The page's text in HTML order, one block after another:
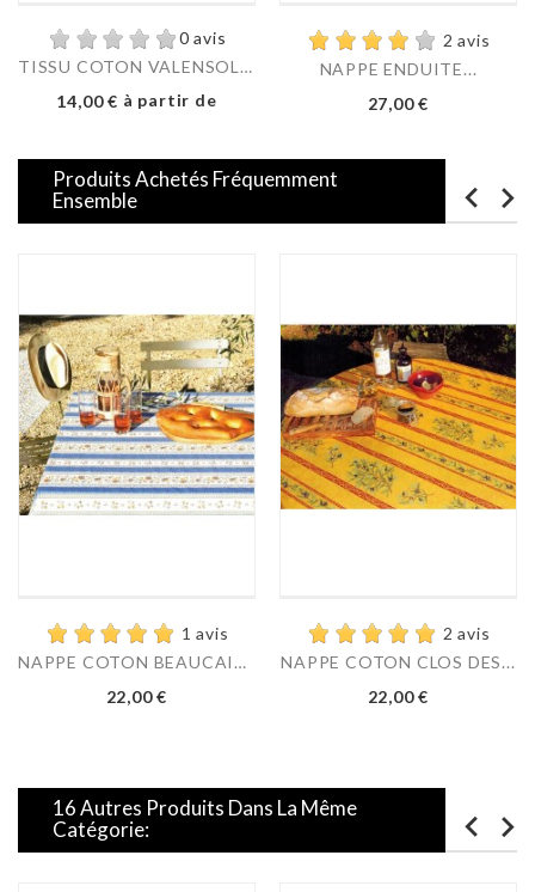
0 avis
TISSU COTON VALENSOLE...
Prix
14,00 € à partir de
2 avis
NAPPE ENDUITE...
Prix
27,00 €
Produits Achetés Fréquemment
Ensemble
1 avis
NAPPE COTON BEAUCAIRE...
Prix
22,00 €
2 avis
NAPPE COTON CLOS DES...
Prix
22,00 €
16 Autres Produits Dans La Même
Catégorie: